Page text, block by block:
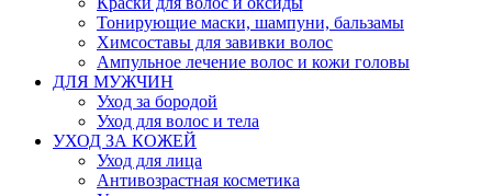
Тонирующие маски, шампуни, бальзамы
Химсоставы для завивки волос
Ампульное лечение волос и кожи головы
ДЛЯ МУЖЧИН
Уход за бородой
Уход для волос и тела
УХОД ЗА КОЖЕЙ
Уход для лица
Антивозрастная косметика